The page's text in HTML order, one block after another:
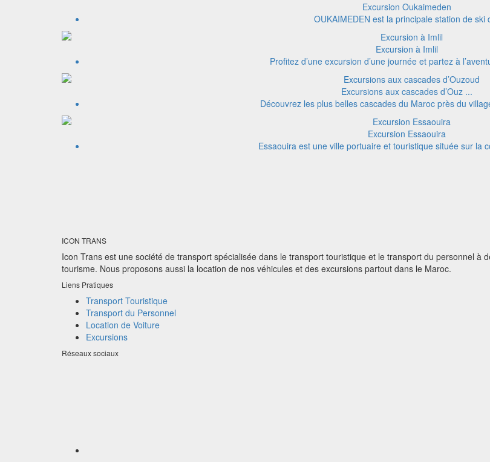
Excursion Oukaimeden
OUKAIMEDEN est la principale station de ski
Excursion à Imlil
Profitez d’une excursion d’une journée et partez à
Excursions aux cascades d’Ouz ...
Découvrez les plus belles cascades du Maroc près du
Excursion Essaouira
Essaouira est une ville portuaire et touristique située sur la
ICON TRANS
Icon Trans est une société de transport spécialisée dans le transport touristique et le transport du personnel à
tourisme. Nous proposons aussi la location de nos véhicules et des excursions partout dans le Maroc.
Liens Pratiques
Transport Touristique
Transport du Personnel
Location de Voiture
Excursions
Réseaux sociaux